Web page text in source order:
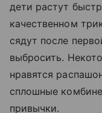
дети растут
качественном
сядут после
выбросить.
нравятся
сплошные
привычки.